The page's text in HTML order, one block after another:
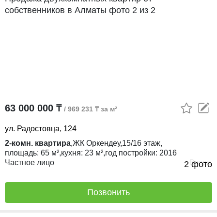
2 фото
63 000 000 ₸ / 969 231 ₸ за м²
ул. Радостовца, 124
2-комн. квартира,ЖК Оркендеу,15/16 этаж,
площадь: 65 м²,кухня: 23 м²,год постройки: 2016
Частное лицо
Вчера
Позвонить